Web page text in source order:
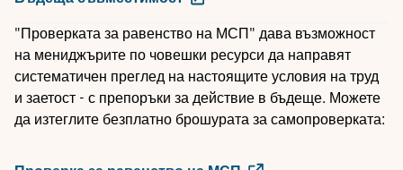
"Проверката за равенство на МСП" дава възможност
на мениджърите по човешки ресурси да направят
систематичен преглед на настоящите условия на труд
и заетост - с препоръки за действие в бъдеще. Можете
да изтеглите безплатно брошурата за самопроверката: